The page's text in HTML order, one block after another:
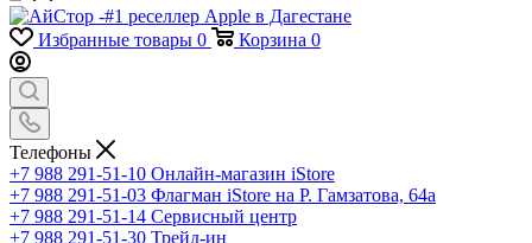
Избранные товары 0 Корзина 0
Телефоны
+7 988 291-51-10 Онлайн-магазин iStore
+7 988 291-51-03 Флагман iStore на Р. Гамзатова, 64а
+7 988 291-51-14 Сервисный центр
+7 988 291-51-30 Трейд-ин